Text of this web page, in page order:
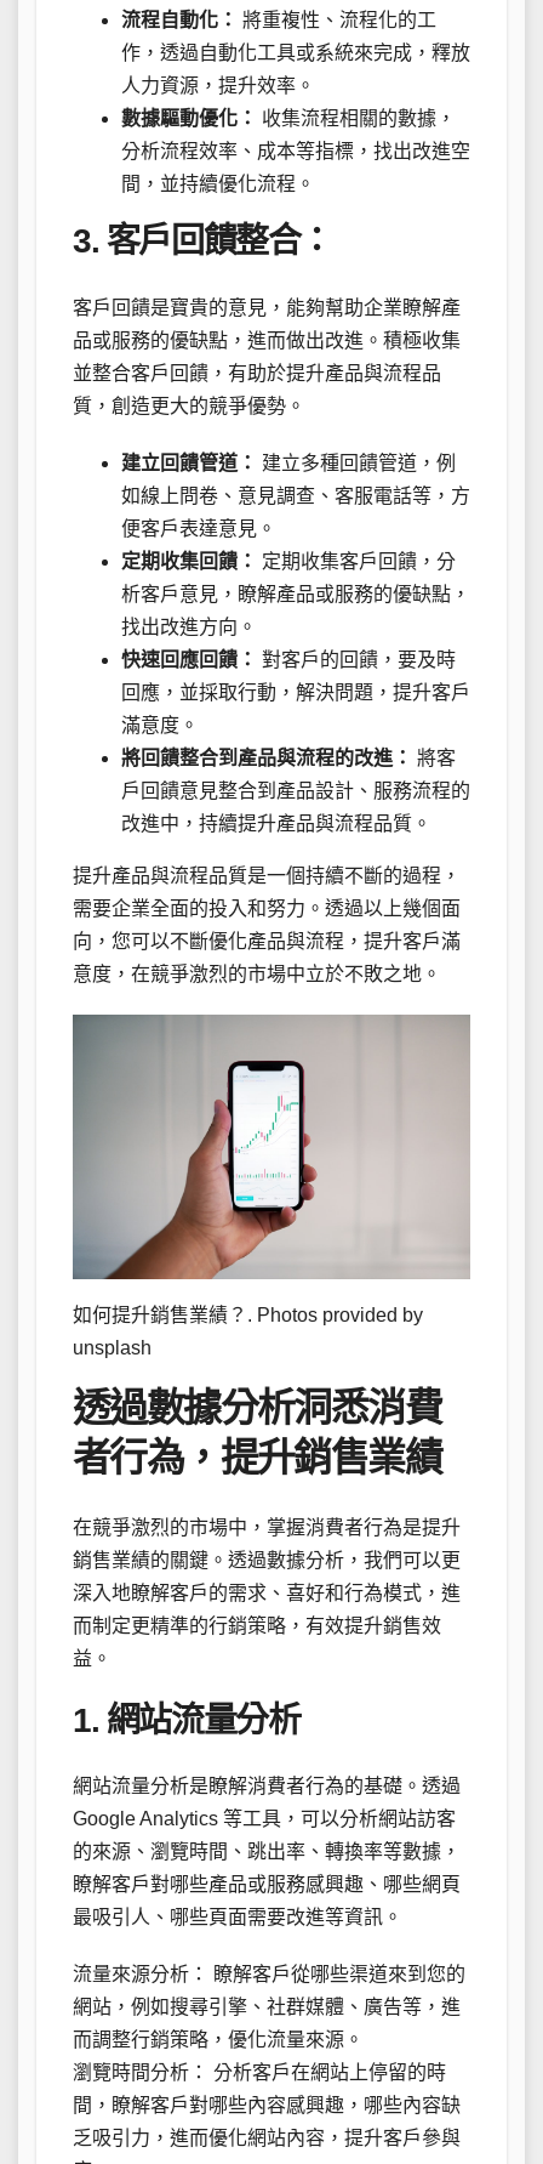
流程自動化： 將重複性、流程化的工
作，透過自動化工具或系統來完成，釋放
人力資源，提升效率。
數據驅動優化：
收集流程相關的數據，
分析流程效率、成本等指標，找出改進空
間，並持續優化流程。
3. 客戶回饋整合：
客戶回饋是寶貴的意見，能夠幫助企業瞭解產
品或服務的優缺點，進而做出改進。積極收集
並整合客戶回饋，有助於提升產品與流程品
質，創造更大的競爭優勢。
建立回饋管道：
建立多種回饋管道，例
如線上問卷、意見調查、客服電話等，方
便客戶表達意見。
定期收集回饋：
定期收集客戶回饋，分
析客戶意見，瞭解產品或服務的優缺點，
找出改進方向。
快速回應回饋： 對客戶的回饋，要及時
回應，並採取行動，解決問題，提升客戶
滿意度。
將回饋整合到產品與流程的改進： 將客
戶回饋意見整合到產品設計、服務流程的
改進中，持續提升產品與流程品質。
提升產品與流程品質是一個持續不斷的過程，
需要企業全面的投入和努力。透過以上幾個面
向，您可以不斷優化產品與流程，提升客戶滿
意度，在競爭激烈的市場中立於不敗之地。
如何提升銷售業績？. Photos provided by
unsplash
透過數據分析洞悉消費
者行為，提升銷售業績
在競爭激烈的市場中，掌握消費者行為是提升
銷售業績的關鍵。透過數據分析，我們可以更
深入地瞭解客戶的需求、喜好和行為模式，進
而制定更精準的行銷策略，有效提升銷售效
益。
1. 網站流量分析
網站流量分析是瞭解消費者行為的基礎。透過
Google Analytics 等工具，可以分析網站訪客
的來源、瀏覽時間、跳出率、轉換率等數據，
瞭解客戶對哪些產品或服務感興趣、哪些網頁
最吸引人、哪些頁面需要改進等資訊。
流量來源分析： 瞭解客戶從哪些渠道來到您的
網站，例如搜尋引擎、社群媒體、廣告等，進
而調整行銷策略，優化流量來源。
瀏覽時間分析： 分析客戶在網站上停留的時
間，瞭解客戶對哪些內容感興趣，哪些內容缺
乏吸引力，進而優化網站內容，提升客戶參與